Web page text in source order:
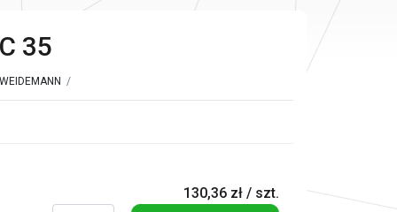
35
/
130,36 zł / szt.